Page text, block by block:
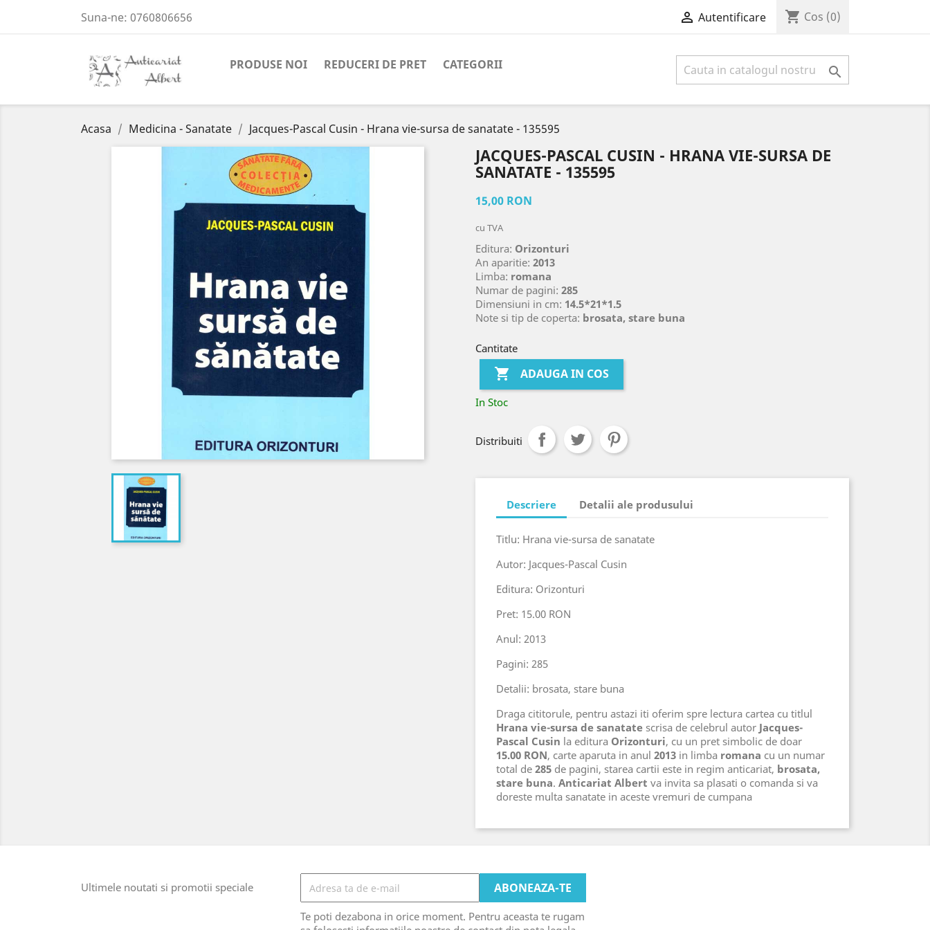
Suna-ne: 0760806656  Autentificare shopping_cart Cos (0)
PRODUSE NOI REDUCERI DE PRET CATEGORII 
Acasa Medicina - Sanatate Jacques-Pascal Cusin - Hrana vie-sursa de sanatate - 135595
JACQUES-PASCAL CUSIN - HRANA VIE-SURSA DE
SANATATE - 135595
15,00 RON
cu TVA
Editura: Orizonturi
An aparitie: 2013
Limba: romana
Numar de pagini: 285
Dimensiuni in cm: 14.5*21*1.5
Note si tip de coperta: brosata, stare buna
Cantitate
 ADAUGA IN COS
In Stoc
Distribuiti
Descriere Detalii ale produsului
Titlu: Hrana vie-sursa de sanatate
Autor: Jacques-Pascal Cusin
Editura: Orizonturi
Pret: 15.00 RON
Anul: 2013
Pagini: 285
Detalii: brosata, stare buna
Draga cititorule, pentru astazi iti oferim spre lectura cartea cu titlul
Hrana vie-sursa de sanatate scrisa de celebrul autor Jacques-
Pascal Cusin la editura Orizonturi, cu un pret simbolic de doar
15.00 RON, carte aparuta in anul 2013 in limba romana cu un numar
total de 285 de pagini, starea cartii este in regim anticariat, brosata,
stare buna. Anticariat Albert va invita sa plasati o comanda si va
doreste multa sanatate in aceste vremuri de cumpana
Ultimele noutati si promotii speciale
Te poti dezabona in orice moment. Pentru aceasta te rugam